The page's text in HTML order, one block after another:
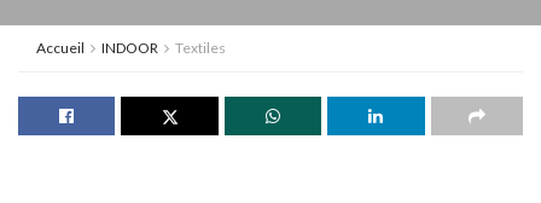
Accueil INDOOR Textiles